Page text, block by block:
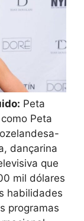
Peta
Peta
dançarina
que
mil dólares
habilidades
programas